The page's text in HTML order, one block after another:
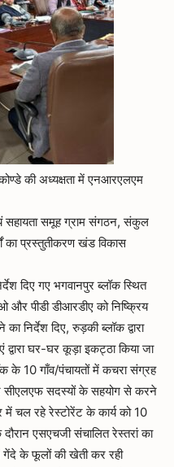
कोण्डे की अध्यक्षता में एनआरएलएम
सहायता समूह ग्राम संगठन, संकुल
का प्रस्तुतीकरण खंड विकास
दिए गए भगवानपुर ब्लॉक स्थित
और पीडी डीआरडीए को निष्क्रिय
निर्देश दिए, रुड़की ब्लॉक द्वारा
द्वारा घर-घर कूड़ा इकट्ठा किया जा
के 10 गाँव/पंचायतों में कचरा संग्रह
सीएलएफ सदस्यों के सहयोग से करने
में चल रहे रेस्टोरेंट के कार्य को 10
एसएचजी संचालित रेस्तरां का
के फूलों की खेती कर रही